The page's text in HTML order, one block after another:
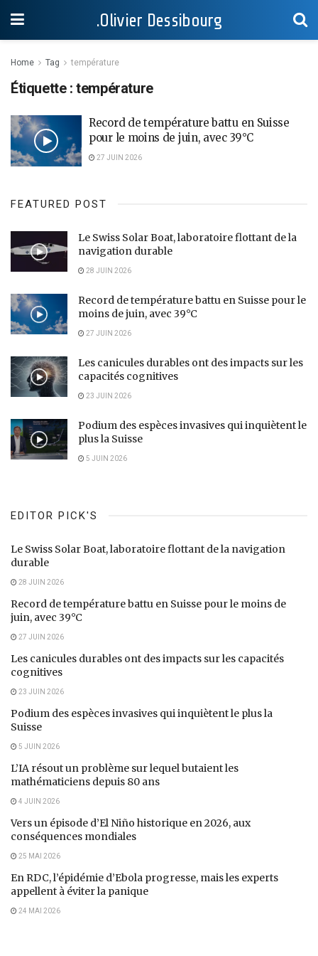
.Olivier Dessibourg
Home Tag température
Étiquette :température
Record de température battu en Suisse
pour le moins de juin, avec 39°C
27 JUIN 2026
FEATURED POST
Le Swiss Solar Boat, laboratoire flottant de la
navigation durable
28 JUIN 2026
Record de température battu en Suisse pour le
moins de juin, avec 39°C
27 JUIN 2026
Les canicules durables ont des impacts sur les
capacités cognitives
23 JUIN 2026
Podium des espèces invasives qui inquiètent le
plus la Suisse
5 JUIN 2026
EDITOR PICK'S
Le Swiss Solar Boat, laboratoire flottant de la navigation
durable
28 JUIN 2026
Record de température battu en Suisse pour le moins de
juin, avec 39°C
27 JUIN 2026
Les canicules durables ont des impacts sur les capacités
cognitives
23 JUIN 2026
Podium des espèces invasives qui inquiètent le plus la
Suisse
5 JUIN 2026
L’IA résout un problème sur lequel butaient les
mathématiciens depuis 80 ans
4 JUIN 2026
Vers un épisode d’El Niño historique en 2026, aux
conséquences mondiales
25 MAI 2026
En RDC, l’épidémie d’Ebola progresse, mais les experts
appellent à éviter la panique
24 MAI 2026